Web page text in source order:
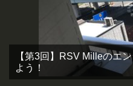
【第3回】RSV Milleのエ
よう！